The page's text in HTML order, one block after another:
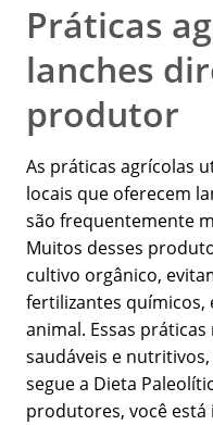
Práticas
lanches
produtor
As práticas agrícolas
locais que oferecem
são frequentemente
Muitos desses
cultivo orgânico,
fertilizantes
animal. Essas
saudáveis e
segue a Dieta
produtores, você